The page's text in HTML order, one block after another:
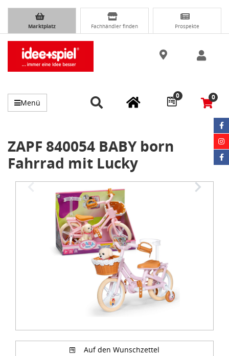
Marktplatz Fachhändler finden Prospekte
Menü
0 0
ZAPF 840054 BABY born
Fahrrad mit Lucky
Auf den Wunschzettel